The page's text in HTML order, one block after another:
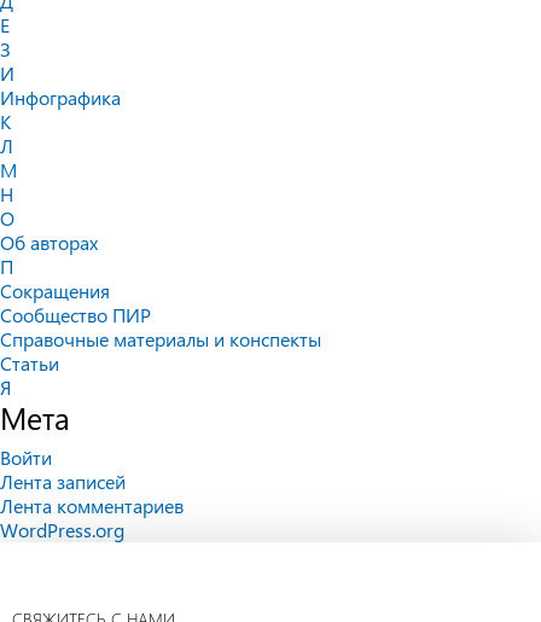
Е
З
И
Инфографика
К
Л
М
Н
О
Об авторах
П
Сокращения
Сообщество ПИР
Справочные материалы и конспекты
Статьи
Я
Мета
Войти
Лента записей
Лента комментариев
WordPress.org